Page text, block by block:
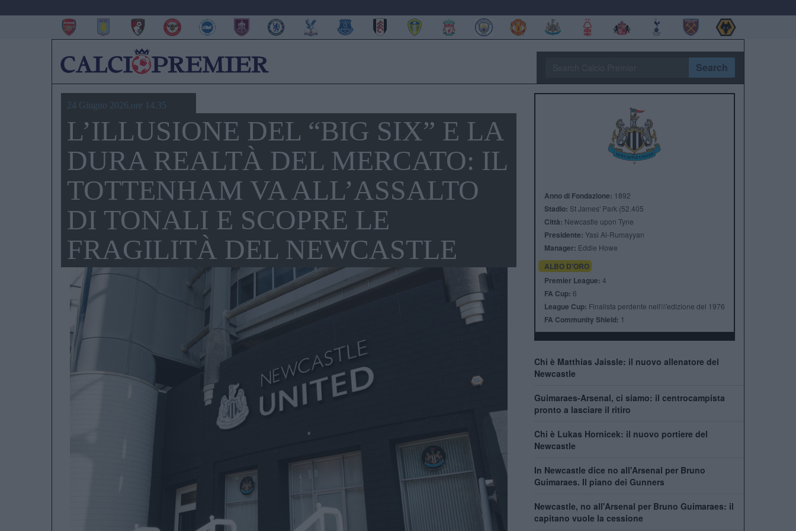
Search
24 Giugno 2026,ore 14.35
L’ILLUSIONE DEL “BIG SIX” E LA
DURA REALTÀ DEL MERCATO: IL
TOTTENHAM VA ALL’ASSALTO
DI TONALI E SCOPRE LE
FRAGILITÀ DEL NEWCASTLE
Anno di Fondazione: 1892
Stadio: St James' Park (52.405
Città: Newcastle upon Tyne
Presidente: Yasi Al-Rumayyan
Manager: Eddie Howe
ALBO D'ORO
Premier League: 4
FA Cup: 6
League Cup: Finalista perdente nell\\\'edizione del 1976
FA Community Shield: 1
Chi è Matthias Jaissle: il nuovo allenatore del
Newcastle
Guimaraes-Arsenal, ci siamo: il centrocampista
pronto a lasciare il ritiro
Chi è Lukas Hornicek: il nuovo portiere del
Newcastle
In Newcastle dice no all'Arsenal per Bruno
Guimaraes. Il piano dei Gunners
Newcastle, no all'Arsenal per Bruno Guimaraes: il
capitano vuole la cessione